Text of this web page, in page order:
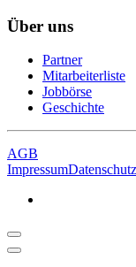
Über uns
Partner
Mitarbeiterliste
Jobbörse
Geschichte
AGB
Impressum